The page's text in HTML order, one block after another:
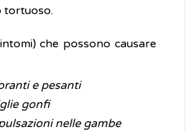
tortuoso.
che possono causare
e pesanti
gonfi
nelle gambe